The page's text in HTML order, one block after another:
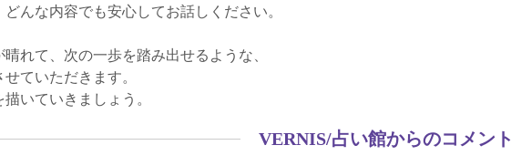
んな内容でも安心してお話しください。
れて、次の一歩を踏み出せるような、
ていただきます。
いていきましょう。
VERNIS/占い館からのコメント